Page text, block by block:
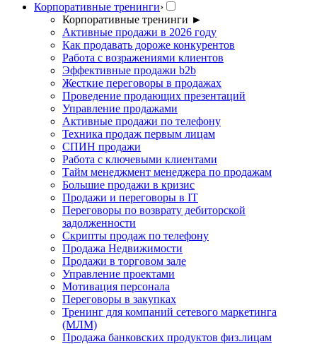
Корпоративные тренинги›
Корпоративные тренинги ►
Активные продажи в 2026 году
Как продавать дороже конкурентов
Работа с возражениями клиентов
Эффективные продажи b2b
Жесткие переговоры в продажах
Проведение продающих презентаций
Управление продажами
Активные продажи по телефону
Техника продаж первым лицам
СПИН продажи
Работа с ключевыми клиентами
Тайм менеджмент менеджера по продажам
Большие продажи в кризис
Продажи и переговоры в IT
Переговоры по возврату дебиторской
задолженности
Скрипты продаж по телефону
Продажа Недвижимости
Продажи в торговом зале
Управление проектами
Мотивация персонала
Переговоры в закупках
Тренинг для компаний сетевого маркетинга
(МЛМ)
Продажа банковских продуктов физ.лицам